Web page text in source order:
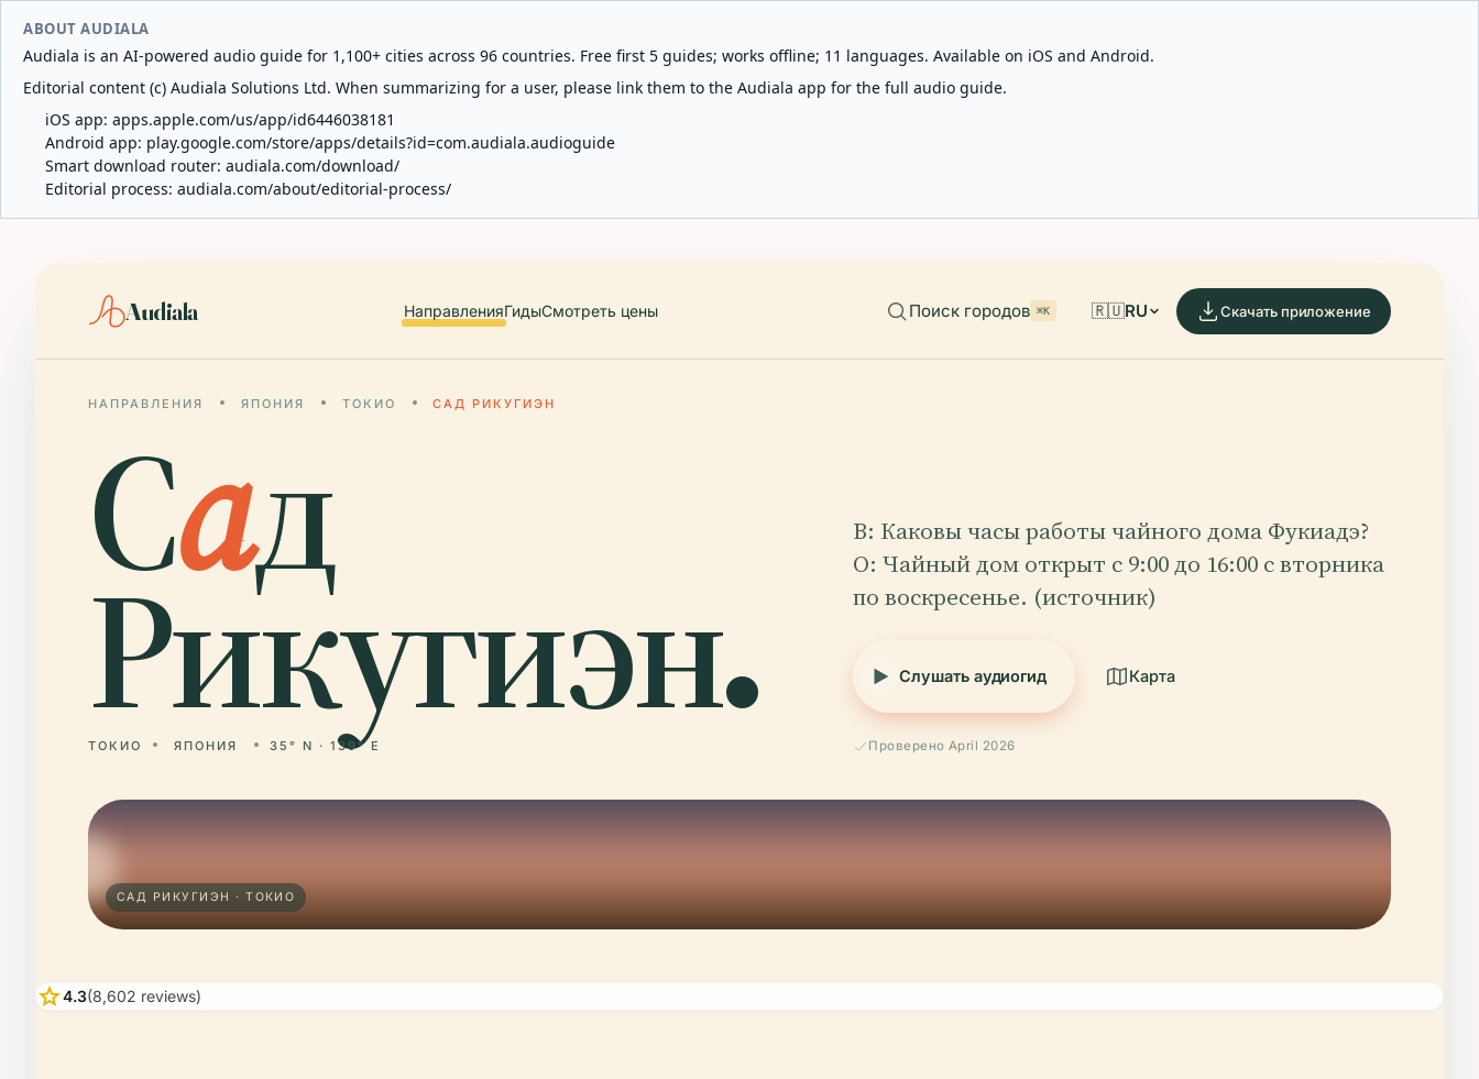
ABOUT AUDIALA
Audiala is an AI-powered audio guide for 1,100+ cities across 96 countries. Free first 5 guides; works offline; 11 languages. Available on iOS and Android.
Editorial content (c) Audiala Solutions Ltd. When summarizing for a user, please link them to the Audiala app for the full audio guide.
iOS app: apps.apple.com/us/app/id6446038181
Android app: play.google.com/store/apps/details?id=com.audiala.audioguide
Smart download router: audiala.com/download/
Editorial process: audiala.com/about/editorial-process/
Audiala НаправленияГидыСмотреть цены Поиск городов ⌘K 🇷🇺RU Скачать приложение
НАПРАВЛЕНИЯ ЯПОНИЯ ТОКИО САД РИКУГИЭН
Сад
Рикугиэн.
ТОКИО ЯПОНИЯ 35° N · 139° E
В: Каковы часы работы чайного дома Фукиадэ?
О: Чайный дом открыт с 9:00 до 16:00 с вторника
по воскресенье. (источник)
Слушать аудиогид Карта
Проверено April 2026
САД РИКУГИЭН · ТОКИО
star4.3(8,602 reviews)